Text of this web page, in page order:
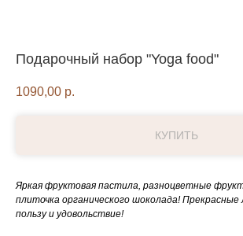
Подарочный набор "Yoga food"
1090,00 р.
КУПИТЬ
Яркая фруктовая пастила, разноцветные
плиточка органического шоколада!
пользу и удовольствие!